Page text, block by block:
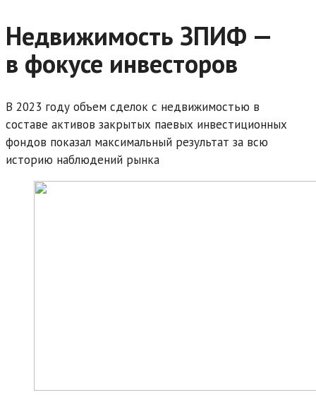
Недвижимость ЗПИФ —
в фокусе инвесторов
В 2023 году объем сделок с недвижимостью в
составе активов закрытых паевых инвестиционных
фондов показал максимальный результат за всю
историю наблюдений рынка